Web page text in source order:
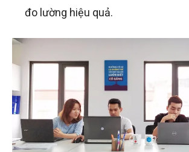
đo lường hiệu quả.